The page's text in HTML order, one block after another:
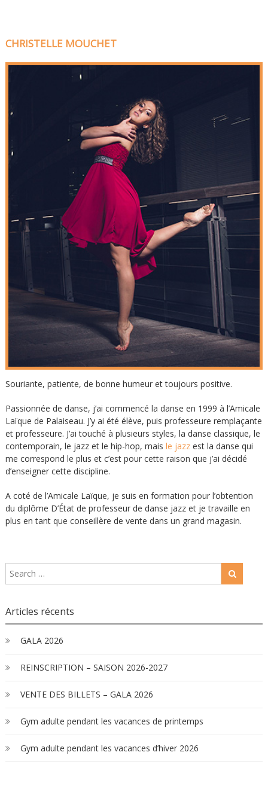
CHRISTELLE MOUCHET
Souriante, patiente, de bonne humeur et toujours positive.
Passionnée de danse, j’ai commencé la danse en 1999 à l’Amicale
Laïque de Palaiseau. J’y ai été élève, puis professeure remplaçante
et professeure. J’ai touché à plusieurs styles, la danse classique, le
contemporain, le jazz et le hip-hop, mais le jazzest la danse qui
me correspond le plus et c’est pour cette raison que j’ai décidé
d’enseigner cette discipline.
A coté de l’Amicale Laïque, je suis en formation pour l’obtention
du diplôme D’État de professeur de danse jazz et je travaille en
plus en tant que conseillère de vente dans un grand magasin.
Articles récents
GALA 2026
REINSCRIPTION – SAISON 2026-2027
VENTE DES BILLETS – GALA 2026
Gym adulte pendant les vacances de printemps
Gym adulte pendant les vacances d’hiver 2026